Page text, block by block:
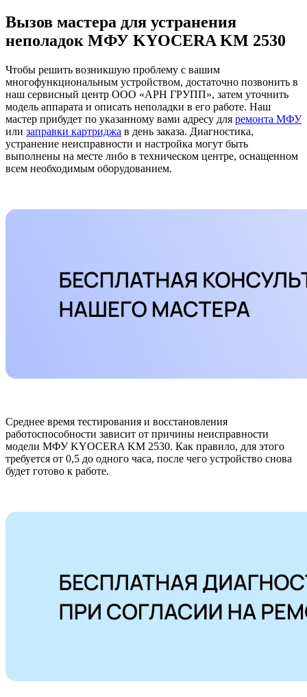
Вызов мастера для устранения
неполадок МФУ KYOCERA KM 2530
Чтобы решить возникшую проблему с вашим
многофункциональным устройством, достаточно позвонить в
наш сервисный центр ООО «АРН ГРУПП», затем уточнить
модель аппарата и описать неполадки в его работе. Наш
мастер прибудет по указанному вами адресу для ремонта МФУ
или заправки картриджа в день заказа. Диагностика,
устранение неисправности и настройка могут быть
выполнены на месте либо в техническом центре, оснащенном
всем необходимым оборудованием.
Среднее время тестирования и восстановления
работоспособности зависит от причины неисправности
модели МФУ KYOCERA KM 2530. Как правило, для этого
требуется от 0,5 до одного часа, после чего устройство снова
будет готово к работе.